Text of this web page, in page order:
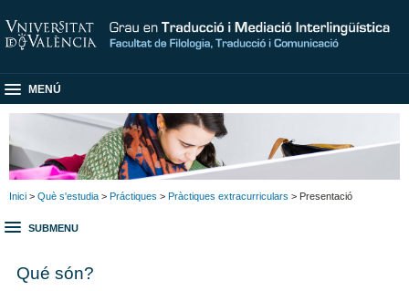
MENÚ
Inici > Què s'estudia > Práctiques > Pràctiques extracurriculars > Presentació
SUBMENU
Qué són?